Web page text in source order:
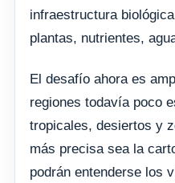
infraestructura
plantas, nutrientes,
El desafío ahora es
regiones todavía poco
tropicales, desiertos y
más precisa sea la
podrán entenderse los